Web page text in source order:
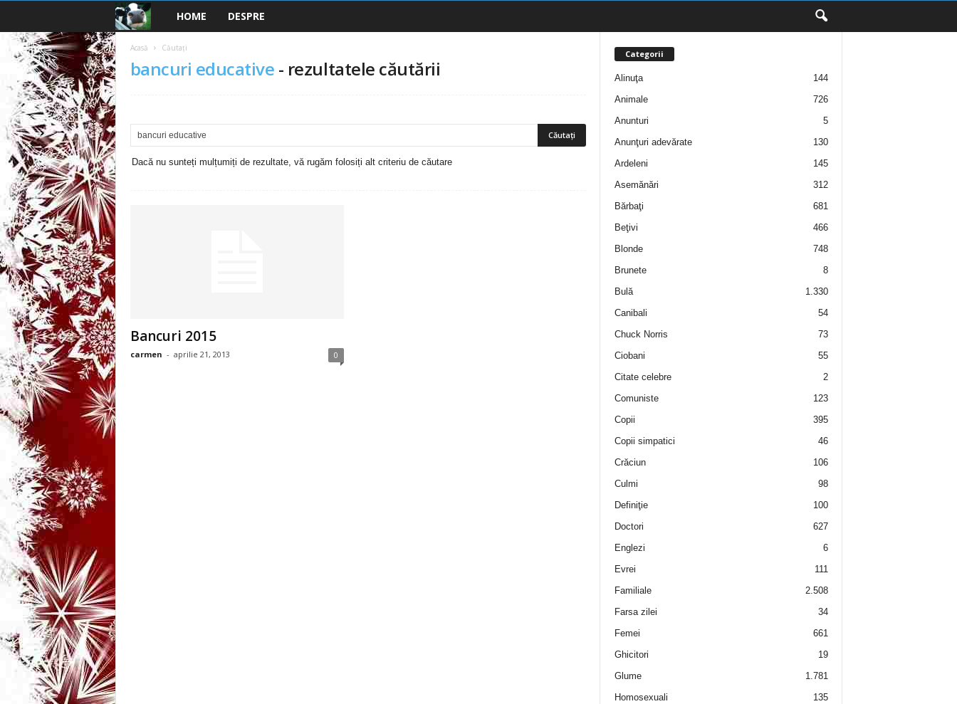
a
n
u
HOME DESPRE
Acasă Căutați
bancuri educative - rezultatele căutării
Dacă nu sunteți mulțumiți de rezultate, vă rugăm folosiți alt criteriu de căutare
Bancuri 2015
carmen - aprilie 21, 2013 0
Categorii
Alinuţa
144
Animale
726
Anunturi
5
Anunţuri adevărate
130
Ardeleni
145
Asemănări
312
Bărbaţi
681
Beţivi
466
Blonde
748
Brunete
8
Bulă
1.330
Canibali
54
Chuck Norris
73
Ciobani
55
Citate celebre
2
Comuniste
123
Copii
395
Copii simpatici
46
Crăciun
106
Culmi
98
Definiţie
100
Doctori
627
Englezi
6
Evrei
111
Familiale
2.508
Farsa zilei
34
Femei
661
Ghicitori
19
Glume
1.781
Homosexuali
135